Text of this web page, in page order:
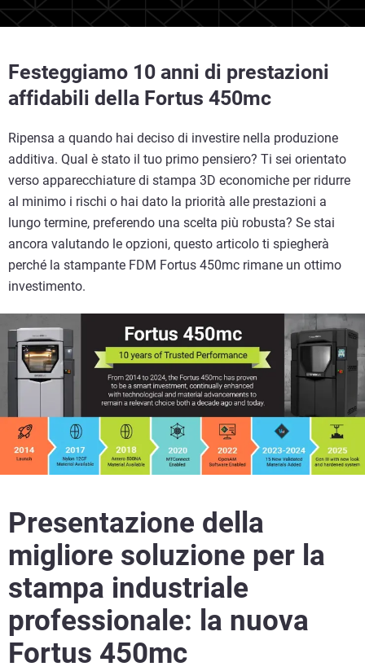
Festeggiamo 10 anni di prestazioni
affidabili della Fortus 450mc
Ripensa a quando hai deciso di investire nella produzione
additiva. Qual è stato il tuo primo pensiero? Ti sei orientato
verso apparecchiature di stampa 3D economiche per ridurre
al minimo i rischi o hai dato la priorità alle prestazioni a
lungo termine, preferendo una scelta più robusta? Se stai
ancora valutando le opzioni, questo articolo ti spiegherà
perché la stampante FDM Fortus 450mc rimane un ottimo
investimento.
Presentazione della
migliore soluzione per la
stampa industriale
professionale: la nuova
Fortus 450mc